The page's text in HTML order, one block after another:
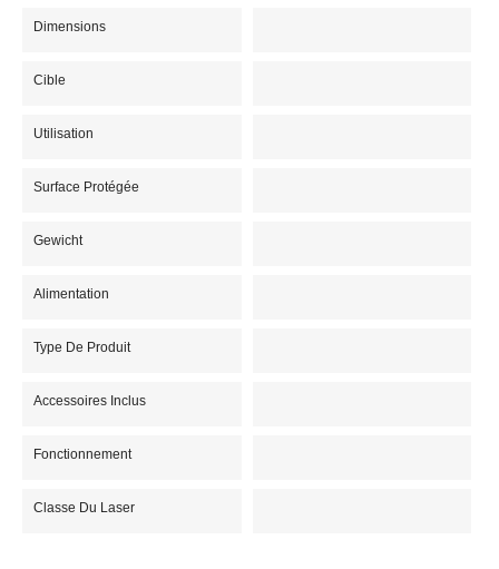
Dimensions
Cible
Utilisation
Surface Protégée
Gewicht
Alimentation
Type De Produit
Accessoires Inclus
Fonctionnement
Classe Du Laser